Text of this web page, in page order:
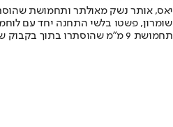
אותר נשק מאולתר ותחמושת
יחד עם לוחמי מג"ב אפרים וכוחות
במהלך חיפוש שנערך במקום, אותרו ונתפסו נשק